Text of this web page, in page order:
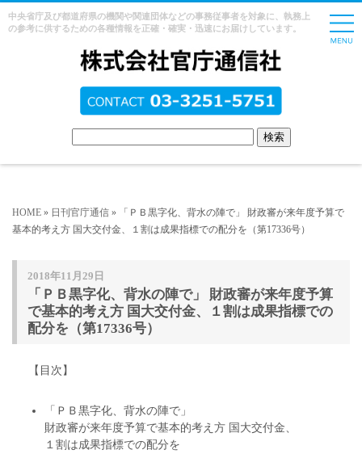
中央省庁及び都道府県の機関や関連団体などの事務従事者を対象に、執務上
の参考に供するための各種情報を正確・確実・迅速にお届けしています。
HOME » 日刊官庁通信 » 「ＰＢ黒字化、背水の陣で」 財政審が来年度予算で
基本的考え方 国大交付金、１割は成果指標での配分を（第17336号）
2018年11月29日
「ＰＢ黒字化、背水の陣で」 財政審が来年度予算
で基本的考え方 国大交付金、１割は成果指標での
配分を（第17336号）
【目次】
「ＰＢ黒字化、背水の陣で」
財政審が来年度予算で基本的考え方 国大交付金、
１割は成果指標での配分を